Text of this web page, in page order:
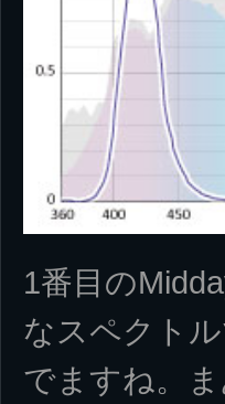
1番目の
なスペクト
でますね。